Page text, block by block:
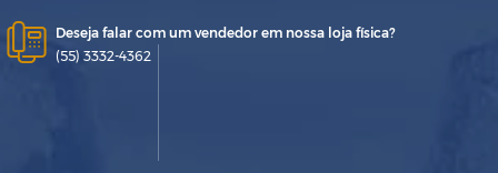
Deseja falar com um vendedor em nossa loja física?
(55) 3332-4362